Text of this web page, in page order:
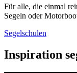
Für alle, die einmal
Segeln oder
Segelschulen
Inspiration